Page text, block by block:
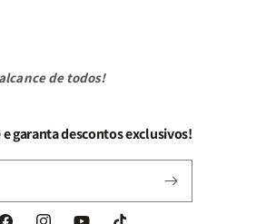
de todos!
e garanta descontos exclusivos!